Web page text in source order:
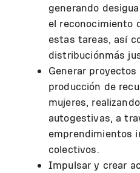
generando
el reconocimiento
estas tareas, así
distribuciónmás
Generar
producción de
mujeres,
autogestivas, a
emprendimientos
colectivos.
Impulsar y crear